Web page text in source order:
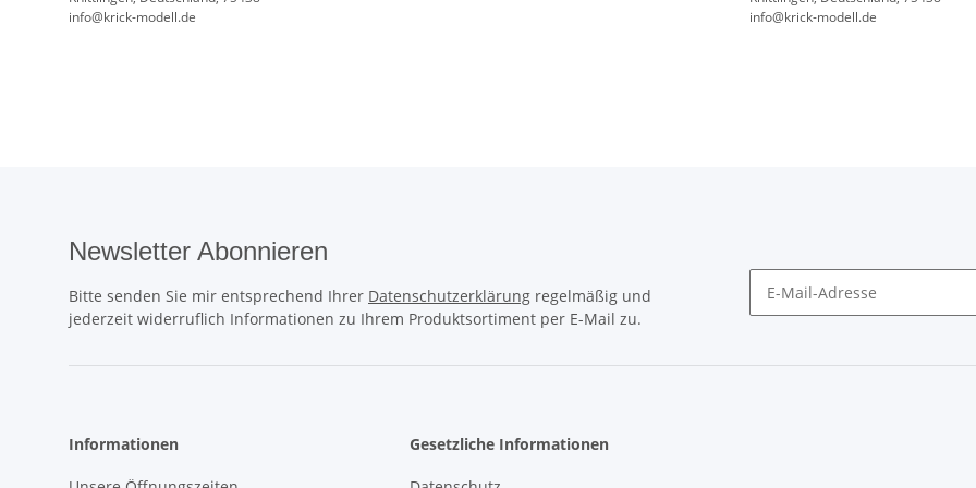
info@krick-modell.de
info@krick-modell.de
Newsletter Abonnieren
Bitte senden Sie mir entsprechend Ihrer Datenschutzerklärung regelmäßig und
jederzeit widerruflich Informationen zu Ihrem Produktsortiment per E-Mail zu.
Informationen Gesetzliche Informationen